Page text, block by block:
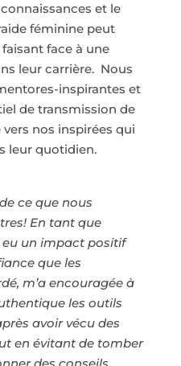
et le
féminine peut
face à une
leur carrière. Nous
inspirantes et
de transmission de
nos inspirées qui
leur quotidien.
ce que nous
En tant que
eu un impact positif
que les
m’a encouragée à
les outils
avoir vécu des
en évitant de tomber